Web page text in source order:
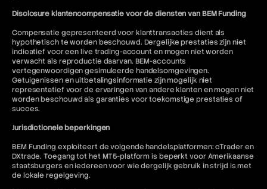
Disclosure klantencompensatie voor de diensten van BEM Funding
Compensatie gepresenteerd voor klanttransacties dient als
hypothetisch te worden beschouwd. Dergelijke prestaties zijn niet
indicatief voor een live trading-account en mogen niet worden
verwacht als reproductie daarvan. BEM-accounts
vertegenwoordigen gesimuleerde handelsomgevingen.
Getuigenissen en uitbetalingsinformatie zijn mogelijk niet
representatief voor de ervaringen van andere klanten en mogen niet
worden beschouwd als garanties voor toekomstige prestaties of
succes.
Jurisdictionele beperkingen
BEM Funding exploiteert de volgende handelsplatformen: cTrader en
DXtrade. Toegang tot het MT5-platform is beperkt voor Amerikaanse
staatsburgers en iedereen voor wie dergelijk gebruik in strijd is met
de lokale regelgeving.